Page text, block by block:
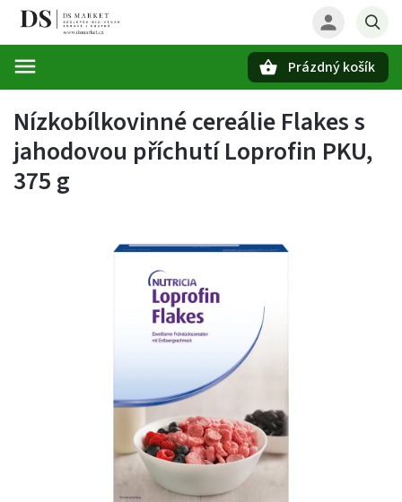
Prázdný košík
Nízkobílkovinné cereálie Flakes s
jahodovou příchutí Loprofin PKU,
375 g